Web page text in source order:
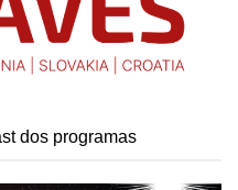
dos programas